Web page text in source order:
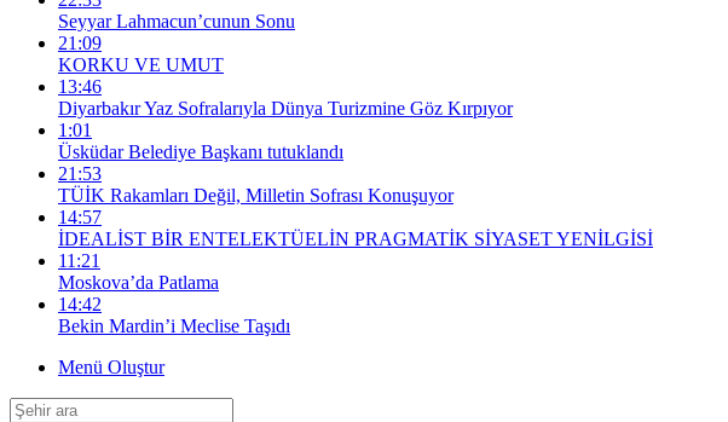
Seyyar Lahmacun’cunun Sonu
21:09
KORKU VE UMUT
13:46
Diyarbakır Yaz Sofralarıyla Dünya Turizmine Göz Kırpıyor
1:01
Üsküdar Belediye Başkanı tutuklandı
21:53
TÜİK Rakamları Değil, Milletin Sofrası Konuşuyor
14:57
İDEALİST BİR ENTELEKTÜELİN PRAGMATİK SİYASET YENİLGİSİ
11:21
Moskova’da Patlama
14:42
Bekin Mardin’i Meclise Taşıdı
Menü Oluştur